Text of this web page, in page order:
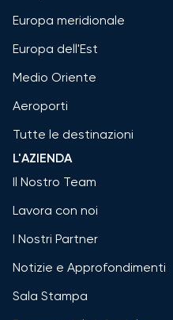
Europa meridionale
Europa dell'Est
Medio Oriente
Aeroporti
Tutte le destinazioni
L'AZIENDA
Il Nostro Team
Lavora con noi
I Nostri Partner
Notizie e Approfondimenti
Sala Stampa